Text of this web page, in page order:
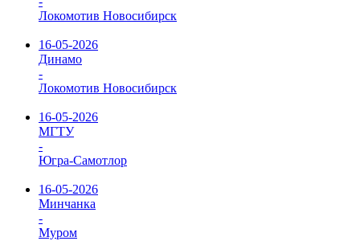
Локомотив Новосибирск
16-05-2026
Динамо
-
Локомотив Новосибирск
16-05-2026
МГТУ
-
Югра-Самотлор
16-05-2026
Минчанка
-
Муром